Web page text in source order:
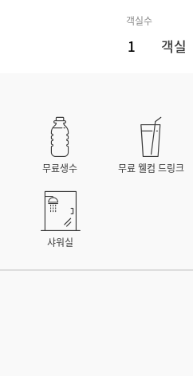
객실수
객실
무료생수 무료 웰컴 드링크
샤워실